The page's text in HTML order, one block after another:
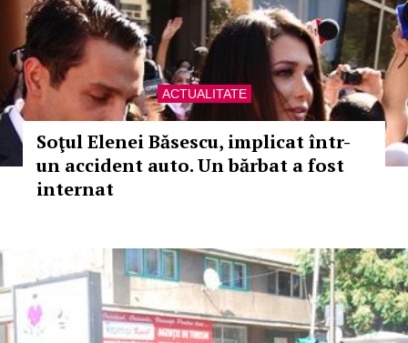
ACTUALITATE
Soţul Elenei Băsescu, implicat într-
un accident auto. Un bărbat a fost
internat